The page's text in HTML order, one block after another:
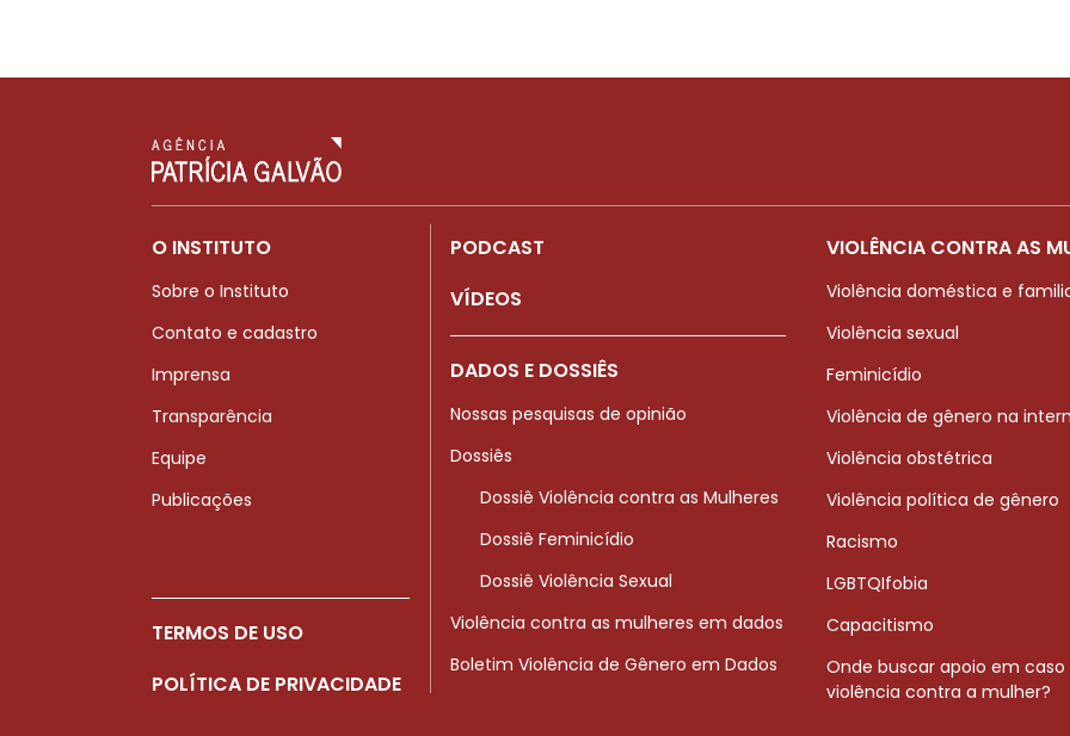
O INSTITUTO
Sobre o Instituto
Contato e cadastro
Imprensa
Transparência
Equipe
Publicações
TERMOS DE USO
POLÍTICA DE PRIVACIDADE
PODCAST
VÍDEOS
DADOS E DOSSIÊS
Nossas pesquisas de opinião
Dossiês
Dossiê Violência contra as Mulheres
Dossiê Feminicídio
Dossiê Violência Sexual
Violência contra as mulheres em dados
Boletim Violência de Gênero em Dados
VIOLÊNCIA CONTRA AS
Violência doméstica e
Violência sexual
Feminicídio
Violência de gênero na
Violência obstétrica
Violência política de gênero
Racismo
LGBTQIfobia
Capacitismo
Onde buscar apoio em caso
violência contra a mulher?